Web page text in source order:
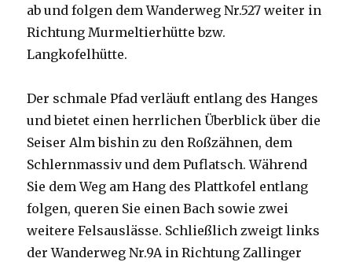
ab und folgen dem Wanderweg Nr.527 weiter in
Richtung Murmeltierhütte bzw.
Langkofelhütte.
Der schmale Pfad verläuft entlang des Hanges
und bietet einen herrlichen Überblick über die
Seiser Alm bishin zu den Roßzähnen, dem
Schlernmassiv und dem Puflatsch. Während
Sie dem Weg am Hang des Plattkofel entlang
folgen, queren Sie einen Bach sowie zwei
weitere Felsauslässe. Schließlich zweigt links
der Wanderweg Nr.9A in Richtung Zallinger